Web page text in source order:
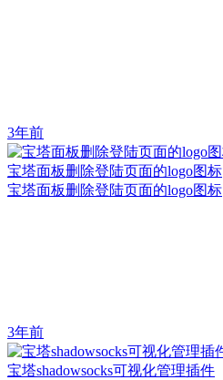
3年前
宝塔面板删除登陆页面的logo图标
宝塔面板删除登陆页面的logo图标
3年前
宝塔shadowsocks可视化管理插件